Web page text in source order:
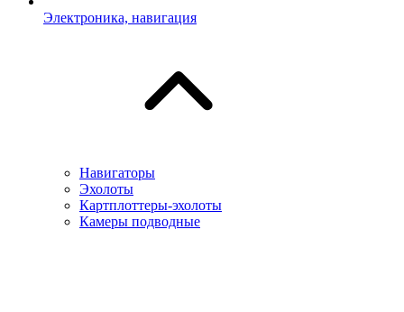
Электроника, навигация
Навигаторы
Эхолоты
Картплоттеры-эхолоты
Камеры подводные